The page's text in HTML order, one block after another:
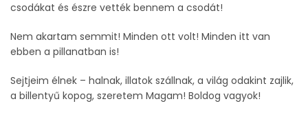
csodákat és észre vették bennem a csodát!
Nem akartam semmit! Minden ott volt! Minden itt van
ebben a pillanatban is!
Sejtjeim élnek – halnak, illatok szállnak, a világ odakint zajlik,
a billentyű kopog, szeretem Magam! Boldog vagyok!